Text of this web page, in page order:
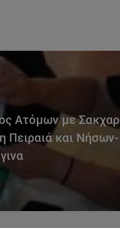
Ατόμων με
Πειραιά και